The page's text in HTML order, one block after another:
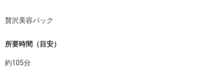
贅沢美容パック
所要時間（目安）
約105分